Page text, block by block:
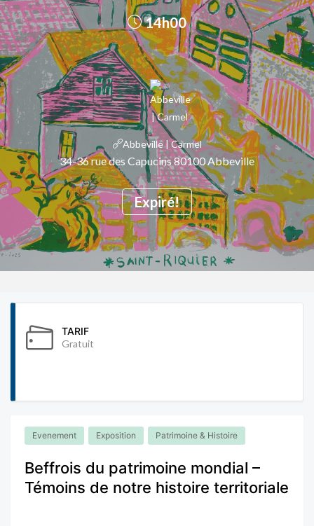
Expiré!
14h00
Abbeville | Carmel
34-36 rue des Capucins 80100 Abbeville
TARIF
Gratuit
Evenement Exposition Patrimoine & Histoire
Beffrois du patrimoine mondial –
Témoins de notre histoire territoriale